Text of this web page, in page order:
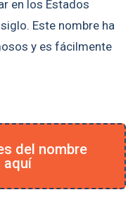
en los Estados
Este nombre ha
y es fácilmente
del nombre
aquí